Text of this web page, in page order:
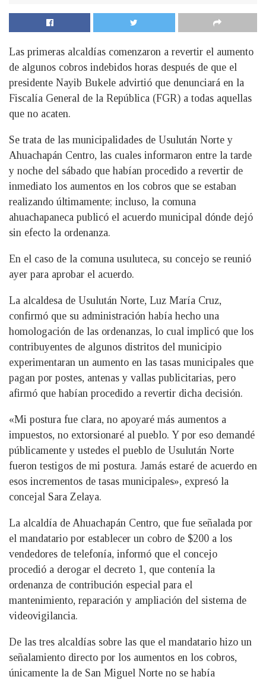
Las primeras alcaldías comenzaron a revertir el aumento
de algunos cobros indebidos horas después de que el
presidente Nayib Bukele advirtió que denunciará en la
Fiscalía General de la República (FGR) a todas aquellas
que no acaten.
Se trata de las municipalidades de Usulután Norte y
Ahuachapán Centro, las cuales informaron entre la tarde
y noche del sábado que habían procedido a revertir de
inmediato los aumentos en los cobros que se estaban
realizando últimamente; incluso, la comuna
ahuachapaneca publicó el acuerdo municipal dónde dejó
sin efecto la ordenanza.
En el caso de la comuna usuluteca, su concejo se reunió
ayer para aprobar el acuerdo.
La alcaldesa de Usulután Norte, Luz María Cruz,
confirmó que su administración había hecho una
homologación de las ordenanzas, lo cual implicó que los
contribuyentes de algunos distritos del municipio
experimentaran un aumento en las tasas municipales que
pagan por postes, antenas y vallas publicitarias, pero
afirmó que habían procedido a revertir dicha decisión.
«Mi postura fue clara, no apoyaré más aumentos a
impuestos, no extorsionaré al pueblo. Y por eso demandé
públicamente y ustedes el pueblo de Usulután Norte
fueron testigos de mi postura. Jamás estaré de acuerdo en
esos incrementos de tasas municipales», expresó la
concejal Sara Zelaya.
La alcaldía de Ahuachapán Centro, que fue señalada por
el mandatario por establecer un cobro de $200 a los
vendedores de telefonía, informó que el concejo
procedió a derogar el decreto 1, que contenía la
ordenanza de contribución especial para el
mantenimiento, reparación y ampliación del sistema de
videovigilancia.
De las tres alcaldías sobre las que el mandatario hizo un
señalamiento directo por los aumentos en los cobros,
únicamente la de San Miguel Norte no se había